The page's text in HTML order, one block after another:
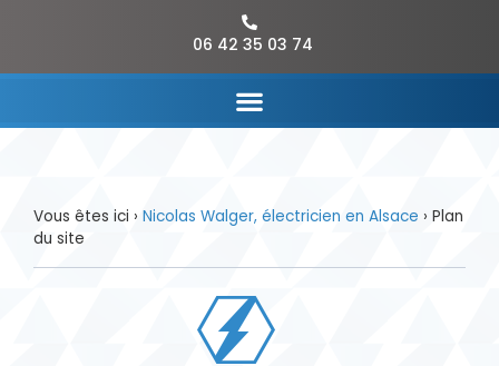
06 42 35 03 74
Vous êtes ici › Nicolas Walger, électricien en Alsace › Plan
du site